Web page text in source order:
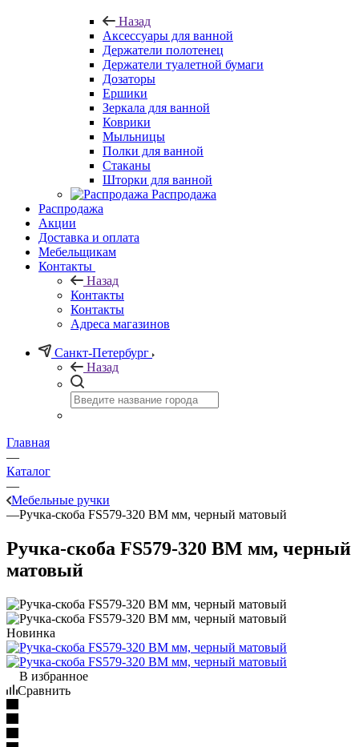
Назад
Аксессуары для ванной
Держатели полотенец
Держатели туалетной бумаги
Дозаторы
Ершики
Зеркала для ванной
Коврики
Мыльницы
Полки для ванной
Стаканы
Шторки для ванной
Распродажа
Распродажа
Акции
Доставка и оплата
Мебельщикам
Контакты
Назад
Контакты
Контакты
Адреса магазинов
Санкт-Петербург
Назад
Главная
—
Каталог
—
Мебельные ручки
—Ручка-скоба FS579-320 BM мм, черный матовый
Ручка-скоба FS579-320 BM мм, черный
матовый
Новинка
В избранное
Сравнить